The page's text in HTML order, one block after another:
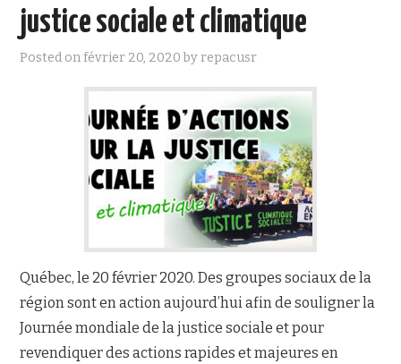
FAIRE UN DON !
NOUS JOINDRE
justice sociale et climatique
Posted onfévrier 20, 2020 byrepacusr
Québec, le 20 février 2020. Des groupes sociaux de la
région sont en action aujourd’hui afin de souligner la
Journée mondiale de la justice sociale et pour
revendiquer des actions rapides et majeures en